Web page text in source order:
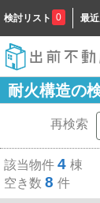
検討リスト 0 最
耐火構造の
再検索
該当物件 4 棟
空き数 8 件